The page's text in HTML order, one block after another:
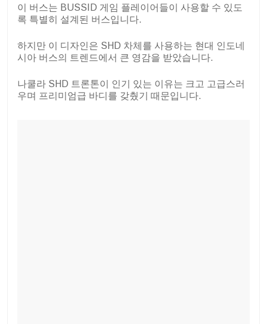
이 버스는 BUSSID 게임 플레이어들이 사용할 수 있도
록 특별히 설계된 버스입니다.
하지만 이 디자인은 SHD 차체를 사용하는 현대 인도네
시아 버스의 트렌드에서 큰 영감을 받았습니다.
나쿨라 SHD 트론톤이 인기 있는 이유는 크고 고급스러
우며 프리미엄급 바디를 갖췄기 때문입니다.